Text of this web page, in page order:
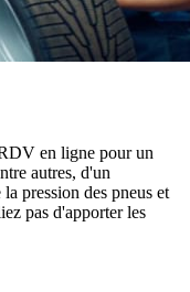
en ligne pour un
autres, d'un
pression des pneus et
pas d'apporter les